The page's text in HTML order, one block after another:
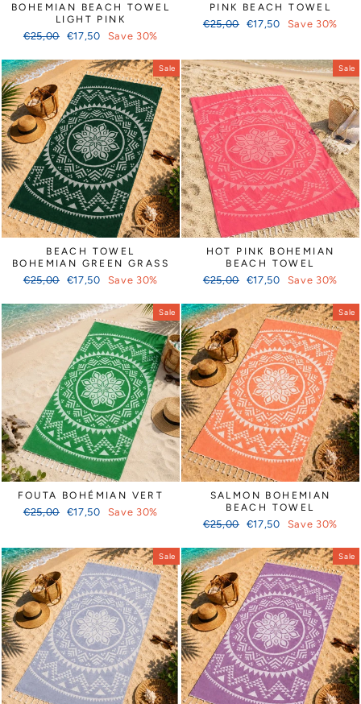
BOHEMIAN BEACH TOWEL
LIGHT PINK
Regular
€25,00 Sale
€17,50 Save 30%
PINK BEACH TOWEL
Regular
€25,00 Sale
€17,50 Save 30%
Sale
BEACH TOWEL
BOHEMIAN GREEN GRASS
Regular
€25,00 Sale
€17,50 Save 30%
Sale
HOT PINK BOHEMIAN
BEACH TOWEL
Regular
€25,00 Sale
€17,50 Save 30%
Sale
FOUTA BOHÉMIAN VERT
Regular
€25,00 Sale
€17,50 Save 30%
Sale
SALMON BOHEMIAN
BEACH TOWEL
Regular
€25,00 Sale
€17,50 Save 30%
Sale Sale